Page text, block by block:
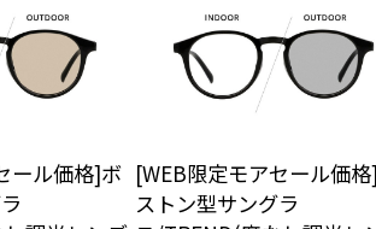
体差があり、画像と異なる場合がございます。
はこちら
急激な温度差は変形、表面層のひび割れの原
の車内や砂浜等に放置しない様ご注意くださ
日より１年間修理又は交換させて頂
換が行われた場合、保証期間は初期の期間から
測定無料
早めに発見するために、定期的な視
フレームのみ購入して、
きます
ール価格]ボ [WEB限定モアセール価
ストン型サングラ